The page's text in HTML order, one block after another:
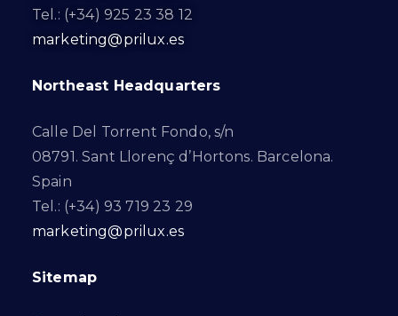
Tel.: (+34) 925 23 38 12
marketing@prilux.es
Northeast Headquarters
Calle Del Torrent Fondo, s/n
08791. Sant Llorenç d’Hortons. Barcelona.
Spain
Tel.: (+34) 93 719 23 29
marketing@prilux.es
Sitemap